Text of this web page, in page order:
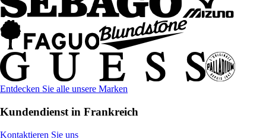
Entdecken Sie alle unsere Marken
Kundendienst in Frankreich
Kontaktieren Sie uns